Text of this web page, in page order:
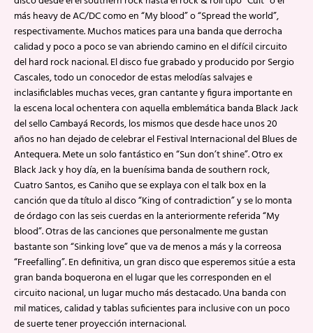
más heavy de AC/DC como en “My blood” o “Spread the world”,
respectivamente. Muchos matices para una banda que derrocha
calidad y poco a poco se van abriendo camino en el difícil circuito
del hard rock nacional. El disco fue grabado y producido por Sergio
Cascales, todo un conocedor de estas melodías salvajes e
inclasificlables muchas veces, gran cantante y figura importante en
la escena local ochentera con aquella emblemática banda Black Jack
del sello Cambayá Records, los mismos que desde hace unos 20
años no han dejado de celebrar el Festival Internacional del Blues de
Antequera. Mete un solo fantástico en “Sun don’t shine”. Otro ex
Black Jack y hoy día, en la buenísima banda de southern rock,
Cuatro Santos, es Caniho que se explaya con el talk box en la
canción que da título al disco “King of contradiction” y se lo monta
de órdago con las seis cuerdas en la anteriormente referida “My
blood”. Otras de las canciones que personalmente me gustan
bastante son “Sinking love” que va de menos a más y la correosa
“Freefalling”. En definitiva, un gran disco que esperemos sitúe a esta
gran banda boquerona en el lugar que les corresponden en el
circuito nacional, un lugar mucho más destacado. Una banda con
mil matices, calidad y tablas suficientes para inclusive con un poco
de suerte tener proyección internacional.